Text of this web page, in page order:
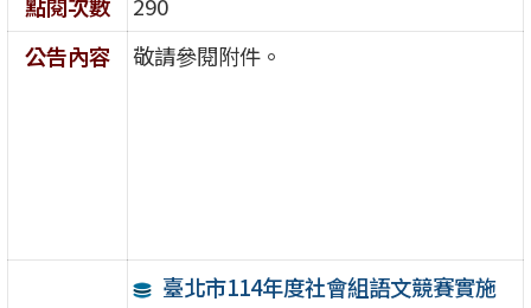
公告內容
敬請參閱附件。
臺北市114年度社會組語文競賽實施